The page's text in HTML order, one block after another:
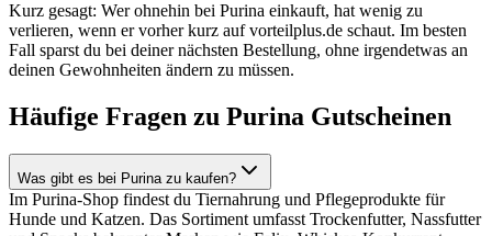
Kurz gesagt: Wer ohnehin bei Purina einkauft, hat wenig zu
verlieren, wenn er vorher kurz auf vorteilplus.de schaut. Im besten
Fall sparst du bei deiner nächsten Bestellung, ohne irgendetwas an
deinen Gewohnheiten ändern zu müssen.
Häufige Fragen zu Purina Gutscheinen
Was gibt es bei Purina zu kaufen?
Im Purina-Shop findest du Tiernahrung und Pflegeprodukte für
Hunde und Katzen. Das Sortiment umfasst Trockenfutter, Nassfutter